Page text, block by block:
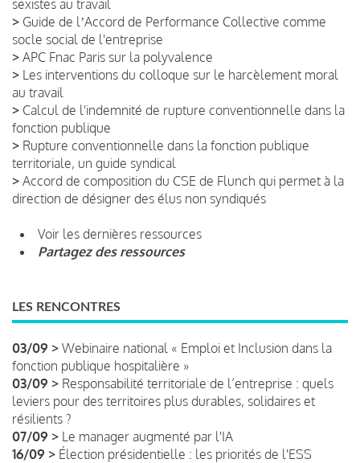
sexistes au travail
> Guide de lʼAccord de Performance Collective comme
socle social de l'entreprise
> APC Fnac Paris sur la polyvalence
> Les interventions du colloque sur le harcèlement moral
au travail
> Calcul de l'indemnité de rupture conventionnelle dans la
fonction publique
> Rupture conventionnelle dans la fonction publique
territoriale, un guide syndical
> Accord de composition du CSE de Flunch qui permet à la
direction de désigner des élus non syndiqués
Voir les dernières ressources
Partagez des ressources
LES RENCONTRES
03/09 > Webinaire national « Emploi et Inclusion dans la
fonction publique hospitalière »
03/09 > Responsabilité territoriale de l’entreprise : quels
leviers pour des territoires plus durables, solidaires et
résilients ?
07/09 > Le manager augmenté par l'IA
16/09 > Élection présidentielle : les priorités de l'ESS